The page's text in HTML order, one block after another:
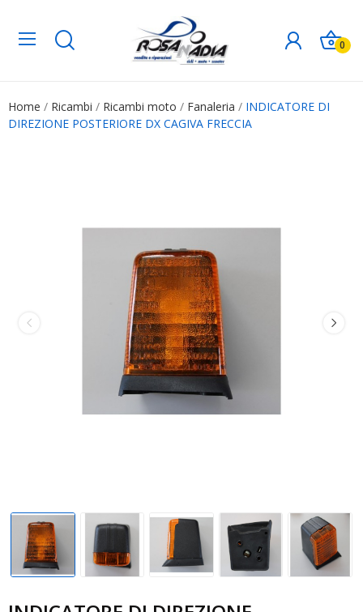
0
Home Ricambi Ricambi moto Fanaleria
INDICATORE DI
DIREZIONE POSTERIORE DX CAGIVA FRECCIA